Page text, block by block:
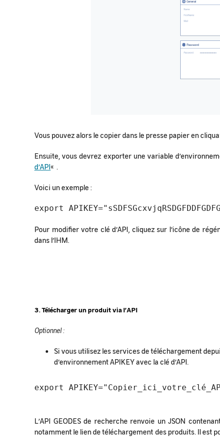
Vous pouvez alors le copier dans le presse papier en
Ensuite, vous devrez exporter une variable
d’API« .
Voici un exemple :
export
Pour modifier votre clé d’API, cliquez sur l’icône de
dans l’IHM.
3. Télécharger un produit via l’API
Optionnel :
Si vous utilisez les services de téléchargement
d’environnement APIKEY avec la clé d’API.
export
L’API GEODES de recherche renvoie un JSON
notamment le lien de téléchargement des produits. Il est